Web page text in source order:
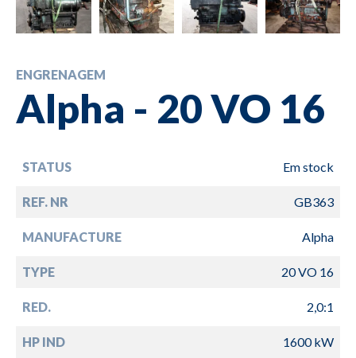
ENGRENAGEM
Alpha - 20 VO 16
STATUS Em stock
REF. NR GB363
MANUFACTURE Alpha
TYPE 20 VO 16
RED. 2,0:1
HP IND 1600 kW